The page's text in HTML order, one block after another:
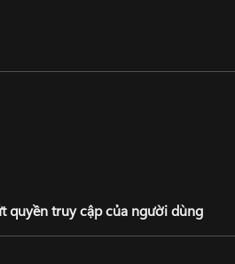
quyền truy cập của người dùng